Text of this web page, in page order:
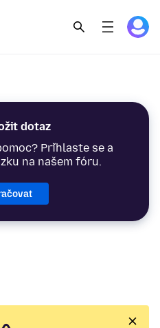
dotaz
Přihlaste se a
na našem fóru.